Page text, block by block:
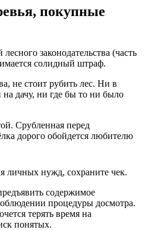
покупные
законодательства (часть
солидный штраф.
не стоит рубить лес. Ни в
дачу, ни где бы то ни было
Срубленная перед
дорого обойдется любителю
личных нужд, сохраните чек.
содержимое
процедуры досмотра.
терять время на
понятых.